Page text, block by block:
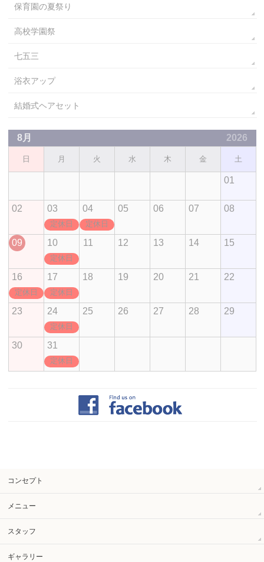
保育園の夏祭り
高校学園祭
七五三
浴衣アップ
結婚式ヘアセット
8月 2026
日 月 火 水 木 金 土
01
02 03
定休日
04
定休日
05 06 07 08
09 10
定休日
11 12 13 14 15
16
定休日
17
定休日
18 19 20 21 22
23 24
定休日
25 26 27 28 29
30 31
定休日
コンセプト
メニュー
スタッフ
ギャラリー